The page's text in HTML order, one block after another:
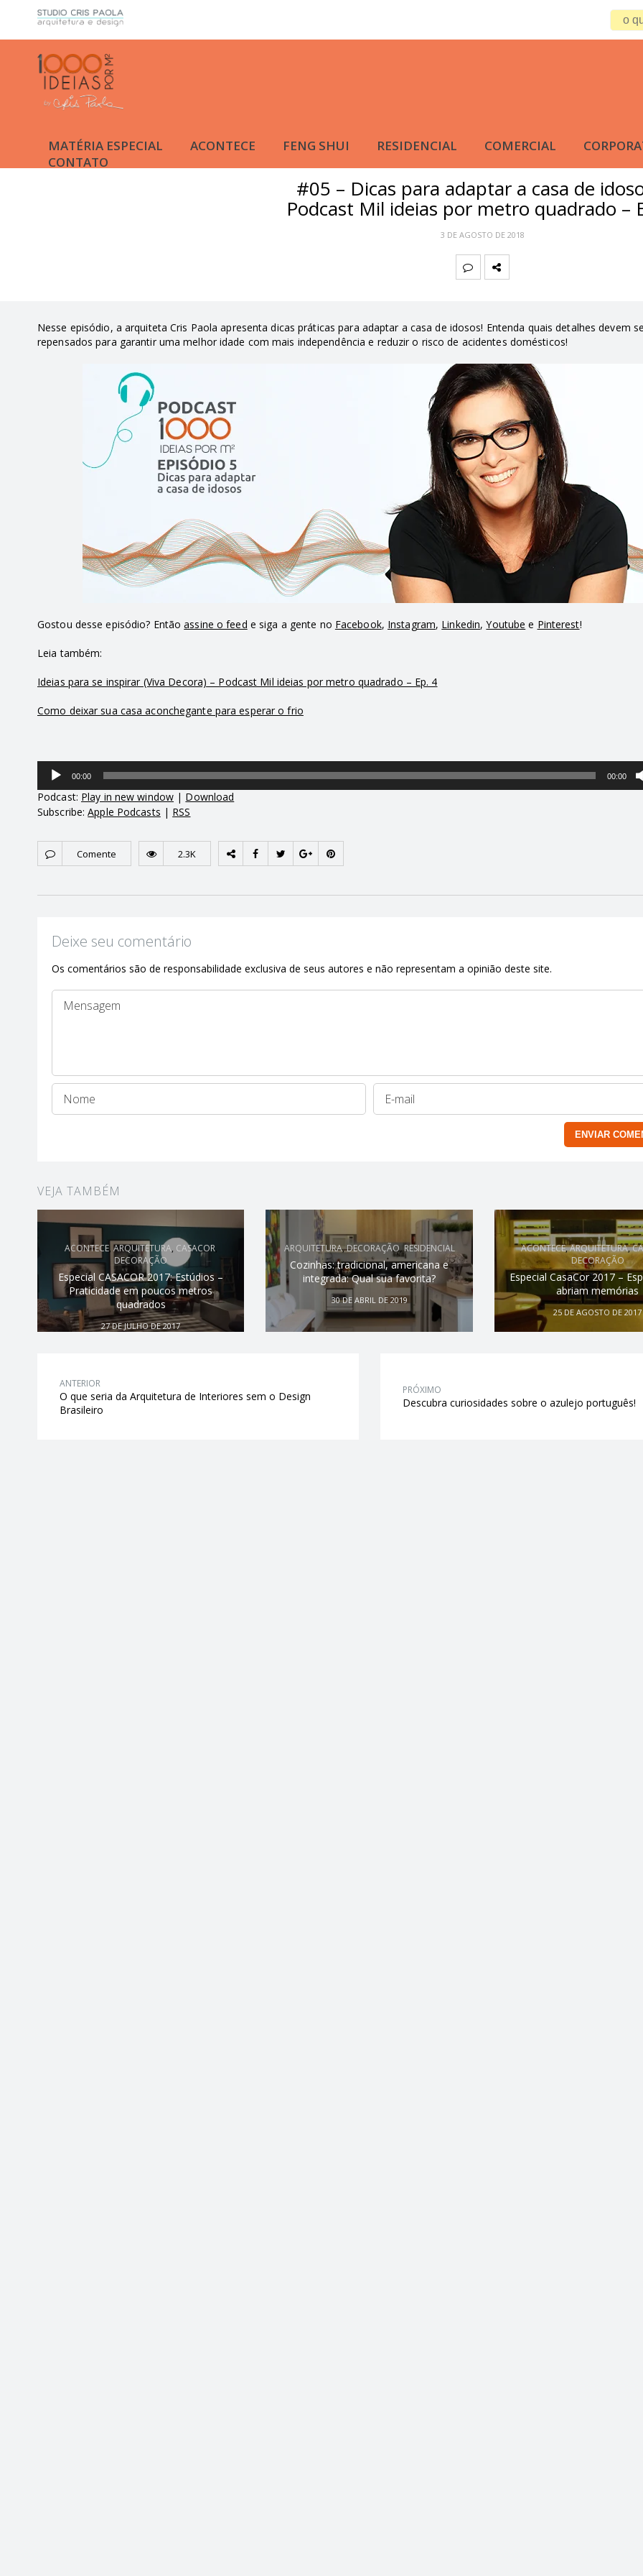
MATÉRIA ESPECIAL ACONTECE FENG SHUI RESIDENCIAL COMERCIAL
CONTATO
ARQUITETURA , PODCAST
#05 – Dicas para adaptar a casa de
Podcast Mil ideias por metro quadrado –
3 DE AGOSTO DE 2018
Nesse episódio, a arquiteta Cris Paola apresenta dicas práticas para adaptar a casa de idosos! Entenda quais detalhes devem
repensados para garantir uma melhor idade com mais independência e reduzir o risco de acidentes domésticos!
Gostou desse episódio? Entãoassine o feed e siga a gente no Facebook, Instagram, Linkedin,Youtube e Pinterest!
Leia também:
Ideias para se inspirar (Viva Decora) – Podcast Mil ideias por metro quadrado – Ep. 4
Como deixar sua casa aconchegante para esperar o frio
Tocador
áudio
00:00 00:00
Podcast: Play in new window | Download
Subscribe:Apple Podcasts | RSS
Comente 2.3K
Deixe seu comentário
Os comentários são de responsabilidade exclusiva de seus autores e não representam a opinião deste site.
VEJA TAMBÉM
ACONTECE, ARQUITETURA, CASACOR,
DECORAÇÃO
Especial CASACOR 2017: Estúdios –
Praticidade em poucos metros
quadrados
27 DE JULHO DE 2017
ARQUITETURA,DECORAÇÃO,RESIDENCIAL
Cozinhas: tradicional, americana e
integrada: Qual sua favorita?
30 DE ABRIL DE 2019
ACONTECE,ARQUITETURA,
DECORAÇÃO
Especial CasaCor 2017 –
abriam memórias
25 DE AGOSTO DE 2017
ANTERIOR
O que seria da Arquitetura de Interiores sem o Design
Brasileiro
PRÓXIMO
Descubra curiosidades sobre o azulejo português!